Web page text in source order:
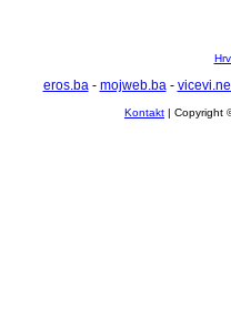
eros.ba- mojweb.ba-
Kontakt | Copyright